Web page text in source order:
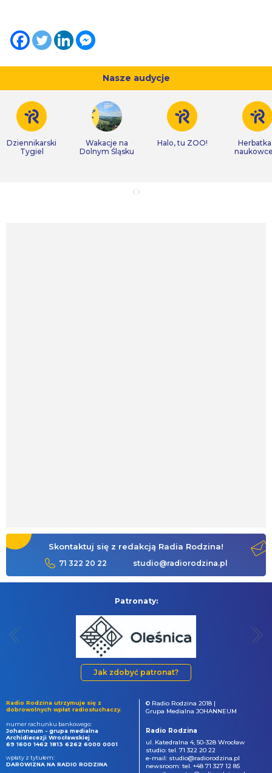
Nasze audycje
Dziennikarski
Tygiel
Wakacje na
Dolnym Śląsku
Halo, tu ZOO!
Skontaktuj się z redakcją Radia Rodzina!
71 322 20 22 studio@radiorodzina.pl
Patronaty:
Jak zdobyć patronat?
Radio Rodzina utrzymuje się z
dobrowolnych wpłat radiosłuchaczy.
numer rachunku bankowego:
Johanneum - grupa medialna
Archidiecezji Wrocławskiej
69 1600 1462 1813 6262 6000 0001
wpłaty z tytułem:
DAROWIZNA NA RADIO RODZINA
© Radio Rodzina 2018 |
Grupa Medialna JOHANNEUM
Radio Rodzina
ul. Katedralna 4, 50-328 Wrocław
studio: tel. 71 322 20 22
e-mail: studio@radiorodzina.pl
newsroom: tel. +48 71 327 12 85